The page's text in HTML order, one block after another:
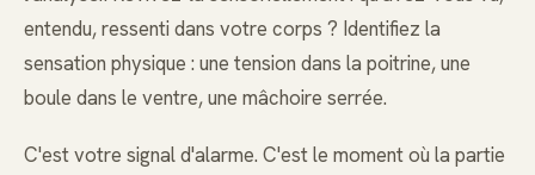
entendu, ressenti dans votre corps ? Identifiez la
sensation physique : une tension dans la poitrine, une
boule dans le ventre, une mâchoire serrée.
C'est votre signal d'alarme. C'est le moment où la partie